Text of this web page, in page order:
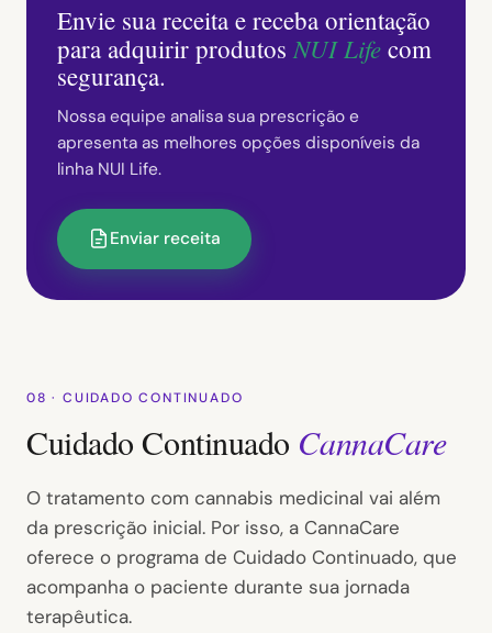
Envie sua receita e receba orientação
para adquirir produtos NUI Life com
segurança.
Nossa equipe analisa sua prescrição e
apresenta as melhores opções disponíveis da
linha NUI Life.
Enviar receita
08 · CUIDADO CONTINUADO
Cuidado Continuado CannaCare
O tratamento com cannabis medicinal vai além
da prescrição inicial. Por isso, a CannaCare
oferece o programa de Cuidado Continuado, que
acompanha o paciente durante sua jornada
terapêutica.